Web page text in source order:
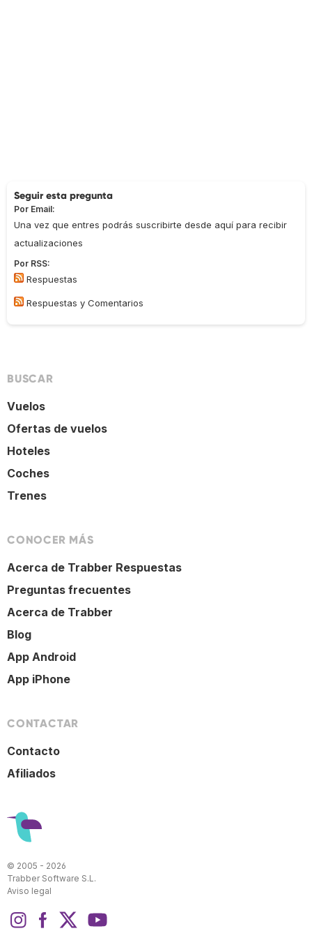
Seguir esta pregunta
Por Email:
Una vez que entres podrás suscribirte desde aquí para recibir
actualizaciones
Por RSS:
Respuestas
Respuestas y Comentarios
BUSCAR
Vuelos
Ofertas de vuelos
Hoteles
Coches
Trenes
CONOCER MÁS
Acerca de Trabber Respuestas
Preguntas frecuentes
Acerca de Trabber
Blog
App Android
App iPhone
CONTACTAR
Contacto
Afiliados
© 2005 - 2026
Trabber Software S.L.
Aviso legal